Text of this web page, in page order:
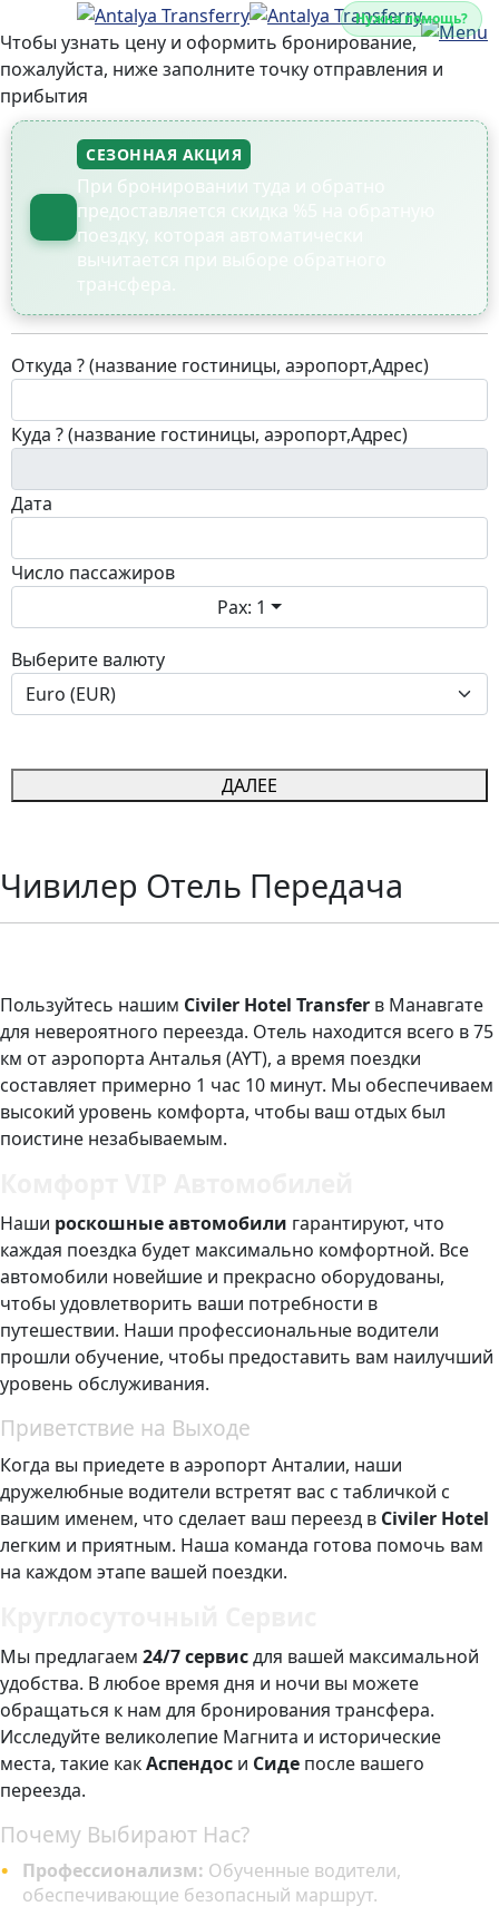
Нужна помощь?
Чтобы узнать цену и оформить бронирование,
пожалуйста, ниже заполните точку отправления и
прибытия
СЕЗОННАЯ АКЦИЯ
При бронировании туда и обратно
предоставляется скидка %5 на обратную
поездку, которая автоматически
вычитается при выборе обратного
трансфера.
Откуда ? (название гостиницы, аэропорт,Адрес)
Куда ? (название гостиницы, аэропорт,Адрес)
Дата
Число пассажиров
Pax: 1
Выберите валюту
ДАЛЕЕ
Чивилер Отель Передача
Пользуйтесь нашим Civiler Hotel Transfer в Манавгате
для невероятного переезда. Отель находится всего в 75
км от аэропорта Анталья (AYT), а время поездки
составляет примерно 1 час 10 минут. Мы обеспечиваем
высокий уровень комфорта, чтобы ваш отдых был
поистине незабываемым.
Наши роскошные автомобили гарантируют, что
каждая поездка будет максимально комфортной. Все
автомобили новейшие и прекрасно оборудованы,
чтобы удовлетворить ваши потребности в
путешествии. Наши профессиональные водители
прошли обучение, чтобы предоставить вам наилучший
уровень обслуживания.
Приветствие на Выходе
Когда вы приедете в аэропорт Анталии, наши
дружелюбные водители встретят вас с табличкой с
вашим именем, что сделает ваш переезд в Civiler Hotel
легким и приятным. Наша команда готова помочь вам
на каждом этапе вашей поездки.
Мы предлагаем 24/7 сервисдля вашей максимальной
удобства. В любое время дня и ночи вы можете
обращаться к нам для бронирования трансфера.
Исследуйте великолепие Магнита и исторические
места, такие какАспендос и Сиде после вашего
переезда.
Почему Выбирают Нас?
Профессионализм: Обученные водители,
обеспечивающие безопасный маршрут.